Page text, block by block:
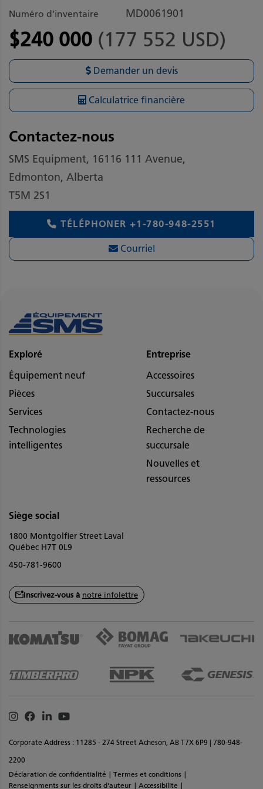
Numéro d’inventaire MD0061901
$240 000 (177 552 USD)
Demander un devis
Calculatrice financière
Contactez-nous
SMS Equipment, 16116 111 Avenue,
Edmonton, Alberta
T5M 2S1
TÉLÉPHONER +1-780-948-2551
Courriel
Exploré
Équipement neuf
Pièces
Services
Technologies
intelligentes
Entreprise
Accessoires
Succursales
Contactez-nous
Recherche de
succursale
Nouvelles et
ressources
Siège social
1800 Montgolfier Street Laval
Québec H7T 0L9
450-781-9600
Inscrivez-vous à notre infolettre
Corporate Address : 11285 - 274 Street Acheson, AB T7X 6P9 | 780-948-
2200
Déclaration de confidentialité
Termes et conditions
Renseignments sur les droits d'auteur
Accessibilite
Instagram
Facebook
LinkedinYoutube